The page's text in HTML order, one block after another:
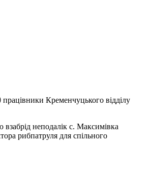
Кременчуцького відділу
неподалік с. Максимівка
рибпатруля для спільного